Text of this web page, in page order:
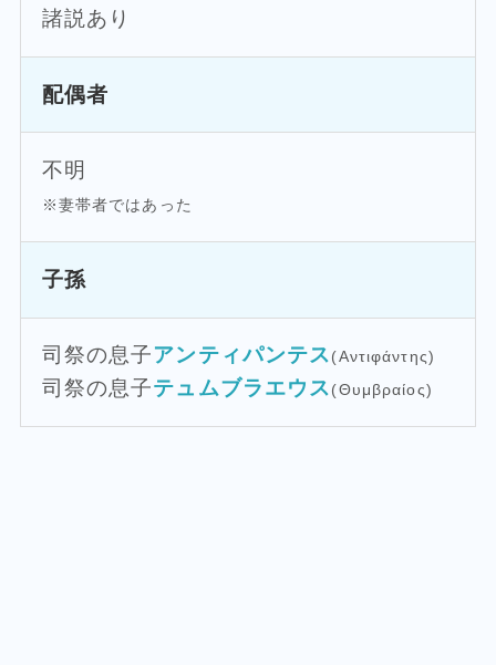
諸説あり
配偶者
不明
※妻帯者ではあった
子孫
司祭の息子アンティパンテス(Αντιφάντης)
司祭の息子テュムブラエウス(Θυμβραίος)